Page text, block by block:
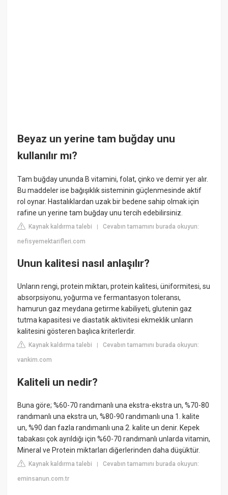
Beyaz un yerine tam buğday unu
kullanılır mı?
Tam buğday ununda B vitamini, folat, çinko ve demir yer alır.
Bu maddeler ise bağışıklık sisteminin güçlenmesinde aktif
rol oynar. Hastalıklardan uzak bir bedene sahip olmak için
rafine un yerine tam buğday unu tercih edebilirsiniz.
Kaynak kaldırma talebi |Cevabın tamamını burada okuyun:
nefisyemektarifleri.com
Unun kalitesi nasıl anlaşılır?
Unların rengi, protein miktarı, protein kalitesi, üniformitesi, su
absorpsiyonu, yoğurma ve fermantasyon toleransı,
hamurun gaz meydana getirme kabiliyeti, glutenin gaz
tutma kapasitesi ve diastatik aktivitesi ekmeklik unların
kalitesini gösteren başlıca kriterlerdir.
Kaynak kaldırma talebi |Cevabın tamamını burada okuyun:
vankim.com
Kaliteli un nedir?
Buna göre; %60-70 randımanlı una ekstra-ekstra un, %70-80
randımanlı una ekstra un, %80-90 randımanlı una 1. kalite
un, %90 dan fazla randımanlı una 2. kalite un denir. Kepek
tabakası çok ayrıldığı için %60-70 randımanlı unlarda vitamin,
Mineral ve Protein miktarları diğerlerinden daha düşüktür.
Kaynak kaldırma talebi |Cevabın tamamını burada okuyun:
eminsanun.com.tr